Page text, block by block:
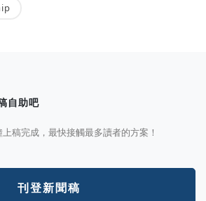
自助吧
稿完成，最快接觸最多讀者的方案！
刊登新聞稿